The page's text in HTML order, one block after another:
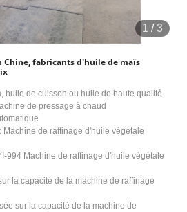
1 /3
Chine, fabricants d'huile de maïs
huile de cuisson ou huile de haute qualité
de pressage à chaud
Machine de raffinage d'huile végétale
994 Machine de raffinage d'huile végétale
la capacité de la machine de raffinage
sur la capacité de la machine de